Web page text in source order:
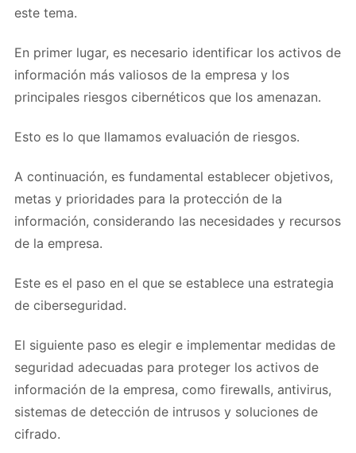
este tema.
En primer lugar, es necesario identificar los activos de
información más valiosos de la empresa y los
principales riesgos cibernéticos que los amenazan.
Esto es lo que llamamos evaluación de riesgos.
A continuación, es fundamental establecer objetivos,
metas y prioridades para la protección de la
información, considerando las necesidades y recursos
de la empresa.
Este es el paso en el que se establece una estrategia
de ciberseguridad.
El siguiente paso es elegir e implementar medidas de
seguridad adecuadas para proteger los activos de
información de la empresa, como firewalls, antivirus,
sistemas de detección de intrusos y soluciones de
cifrado.